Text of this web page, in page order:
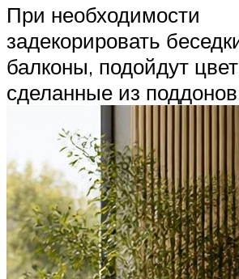
При необходимости
задекорировать
балконы, подойдут
сделанные из